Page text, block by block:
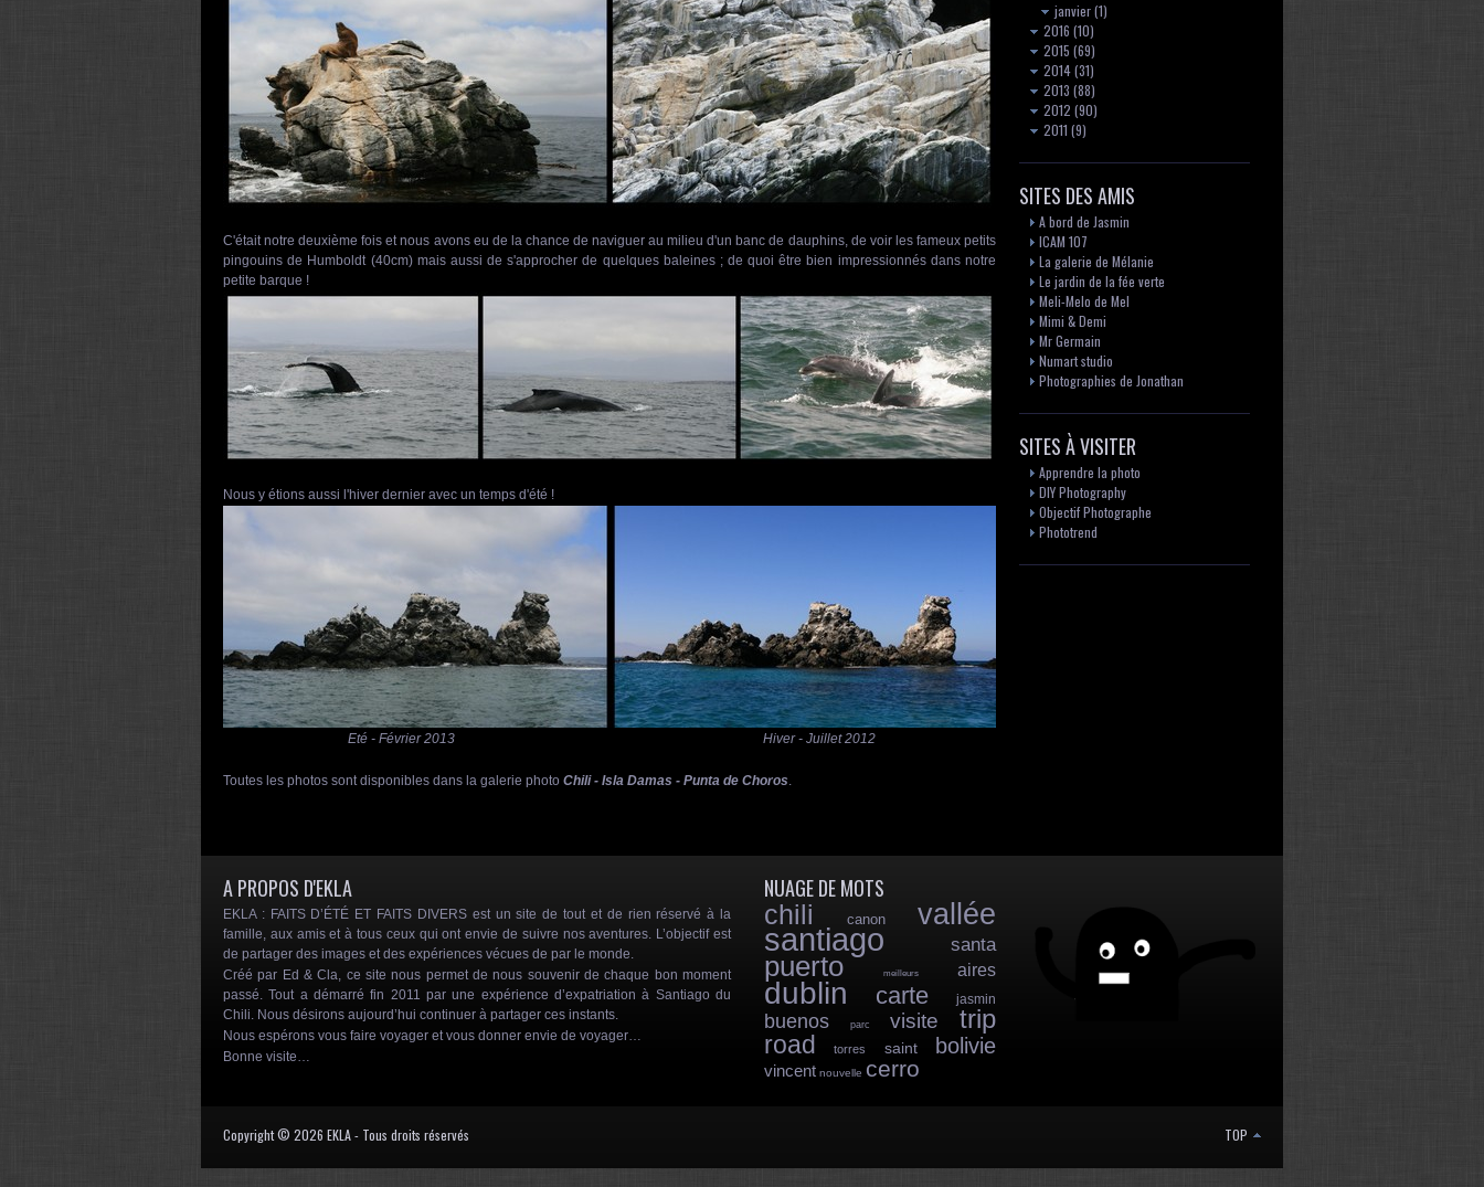
C'était notre deuxième fois et nous avons eu de la chance de naviguer au milieu d'un banc de dauphins, de voir les fameux petits
pingouins de Humboldt (40cm) mais aussi de s'approcher de quelques baleines ; de quoi être bien impressionnés dans notre
petite barque !
Nous y étions aussi l'hiver dernier avec un temps d'été !
Eté - Février 2013 Hiver - Juillet 2012
Toutes les photos sont disponibles dans la galerie photo Chili - Isla Damas - Punta de Choros.
janvier(1)
2016 (10)
2015 (69)
2014(31)
2013 (88)
2012 (90)
2011 (9)
SITES DES AMIS
A bord de Jasmin
ICAM 107
La galerie de Mélanie
Le jardin de la fée verte
Meli-Melo de Mel
Mimi & Demi
Mr Germain
Numart studio
Photographies de Jonathan
SITES À VISITER
Apprendre la photo
DIY Photography
Objectif Photographe
Phototrend
A PROPOS D'EKLA
EKLA : FAITS D’ÉTÉ ET FAITS DIVERS est un site de tout et de rien réservé à la
famille, aux amis et à tous ceux qui ont envie de suivre nos aventures. L’objectif est
de partager des images et des expériences vécues de par le monde.
Créé par Ed & Cla, ce site nous permet de nous souvenir de chaque bon moment
passé. Tout a démarré fin 2011 par une expérience d’expatriation à Santiago du
Chili. Nous désirons aujourd’hui continuer à partager ces instants.
Nous espérons vous faire voyager et vous donner envie de voyager…
Bonne visite…
NUAGE DE MOTS
chili canon vallée
santiago santa
puerto meilleurs aires
dublin carte jasmin
buenos parc visite trip
road torres saint bolivie
vincent nouvelle cerro
Copyright © 2026 EKLA - Tous droits réservés TOP